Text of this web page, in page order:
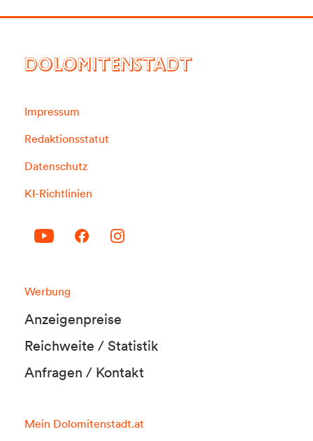
DOLOMITENSTADT
Impressum
Redaktionsstatut
Datenschutz
KI-Richtlinien
Werbung
Anzeigenpreise
Reichweite / Statistik
Anfragen / Kontakt
Mein Dolomitenstadt.at